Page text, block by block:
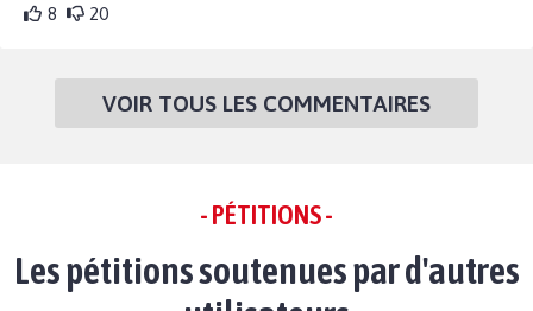
8 20
VOIR TOUS LES COMMENTAIRES
- PÉTITIONS -
Les pétitions soutenues par d'autres